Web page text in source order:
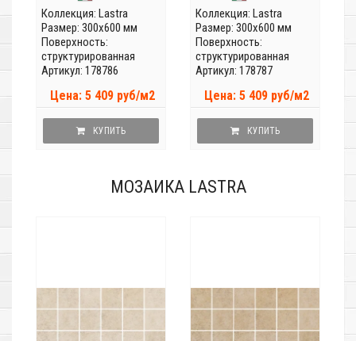
Коллекция: Lastra
Размер: 300x600 мм
Поверхность:
структурированная
Артикул: 178786
Цена: 5 409 руб/м2
КУПИТЬ
Коллекция: Lastra
Размер: 300x600 мм
Поверхность:
структурированная
Артикул: 178787
Цена: 5 409 руб/м2
КУПИТЬ
МОЗАИКА LASTRA